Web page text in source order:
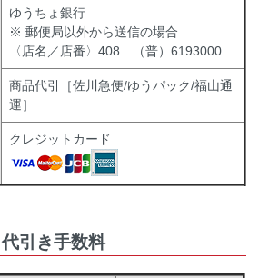
ゆうちょ銀行
※ 郵便局以外から送信の場合
〈店名／店番〉408 （普）6193000
商品代引［佐川急便/ゆうパック/福山通
運］
クレジットカード
代引き手数料